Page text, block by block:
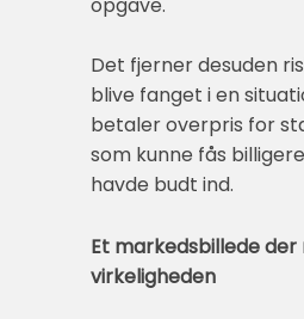
opgave.
Det fjerner desuden
blive fanget i en
betaler overpris for
som kunne fås
havde budt ind.
Et markedsbillede
virkeligheden